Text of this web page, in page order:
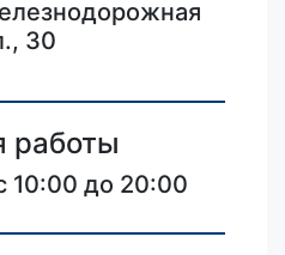
30
работы
10:00 до 20:00